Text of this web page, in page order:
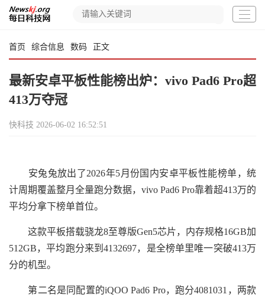
首页 综合信息 数码 正文
最新安卓平板性能榜出炉：vivo Pad6 Pro超
413万夺冠
快科技 2026-06-02 16:52:51
安兔兔放出了2026年5月份国内安卓平板性能榜单，统
计周期覆盖整月全量跑分数据，vivo Pad6 Pro靠着超413万的
平均分拿下榜单首位。
这款平板搭载骁龙8至尊版Gen5芯片，内存规格16GB加
512GB，平均跑分来到4132697，是全榜单里唯一突破413万
分的机型。
第二名是同配置的iQOO Pad6 Pro，跑分4081031，两款